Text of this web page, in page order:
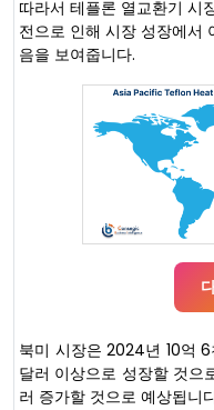
따라서 테플론 열교환기 시
전으로 인해 시장 성장에서
음을 보여줍니다.
북미 시장은 2024년 10억
달러 이상으로 성장할 것으
러 증가할 것으로 예상됩니